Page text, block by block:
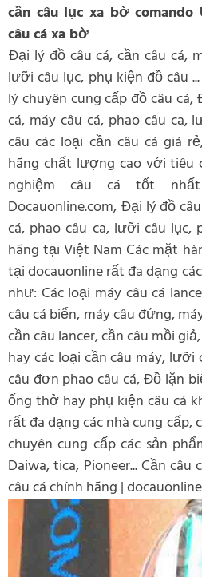
cần câu lục xa bờ comando
câu cá xa bờ
Đại lý đồ câu cá, cần câu cá,
lưỡi câu lục, phụ kiện đồ câu
lý chuyên cung cấp đồ câu cá,
cá, máy câu cá, phao câu ca,
câu các loại cần câu cá giá
hãng chất lượng cao với tiêu
nghiệm câu cá tốt
Docauonline.com, Đại lý đồ
cá, phao câu ca, lưỡi câu lục,
hãng tại Việt Nam Các mặt
tại docauonline rất đa dạng
như: Các loại máy câu cá
câu cá biển, máy câu đứng,
cần câu lancer, cần câu mồi
hay các loại cần câu máy,
câu đơn phao câu cá, Đồ lặn
ống thở hay phụ kiện câu cá
rất đa dạng các nhà cung
chuyên cung cấp các sản
Daiwa, tica, Pioneer... Cần
câu cá chính hãng |